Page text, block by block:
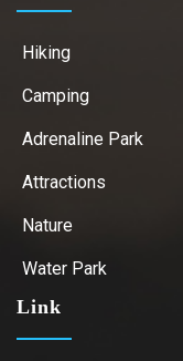
Hiking
Camping
Adrenaline Park
Attractions
Nature
Water Park
Link